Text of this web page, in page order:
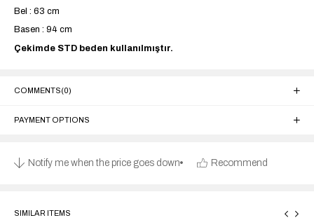
Bel : 63 cm
Basen : 94 cm
Çekimde STD beden kullanılmıştır.
COMMENTS(0)
PAYMENT OPTIONS
Notify me when the price goes down Recommend
SIMILAR ITEMS